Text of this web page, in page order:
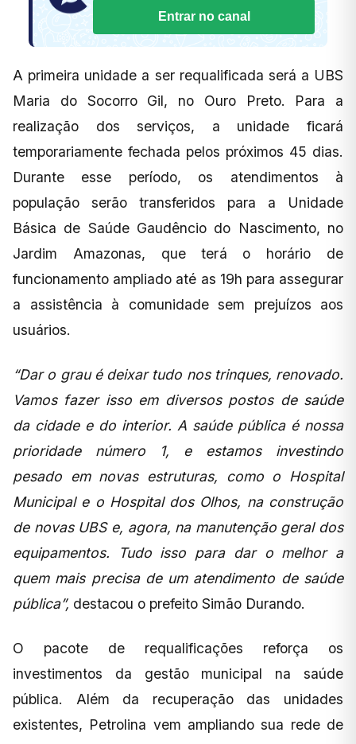
Entrar no canal
A primeira unidade a ser requalificada será a UBS
Maria do Socorro Gil, no Ouro Preto. Para a
realização dos serviços, a unidade ficará
temporariamente fechada pelos próximos 45 dias.
Durante esse período, os atendimentos à
população serão transferidos para a Unidade
Básica de Saúde Gaudêncio do Nascimento, no
Jardim Amazonas, que terá o horário de
funcionamento ampliado até as 19h para assegurar
a assistência à comunidade sem prejuízos aos
usuários.
“Dar o grau é deixar tudo nos trinques, renovado.
Vamos fazer isso em diversos postos de saúde
da cidade e do interior. A saúde pública é nossa
prioridade número 1, e estamos investindo
pesado em novas estruturas, como o Hospital
Municipal e o Hospital dos Olhos, na construção
de novas UBS e, agora, na manutenção geral dos
equipamentos. Tudo isso para dar o melhor a
quem mais precisa de um atendimento de saúde
pública”, destacou o prefeito Simão Durando.
O pacote de requalificações reforça os
investimentos da gestão municipal na saúde
pública. Além da recuperação das unidades
existentes, Petrolina vem ampliando sua rede de